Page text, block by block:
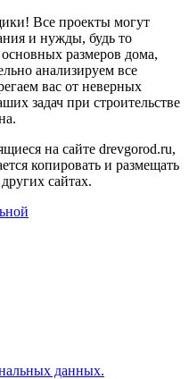
Все проекты могут
и нужды, будь то
размеров дома,
анализируем все
вас от неверных
задач при строительстве
на сайте drevgorod.ru,
копировать и размещать
сайтах.
данных.